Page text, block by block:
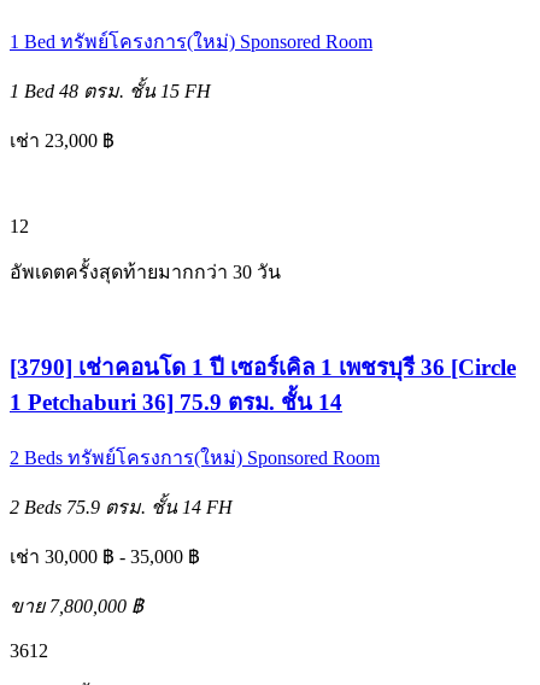
1 Bed ทรัพย์โครงการ(ใหม่) Sponsored Room
1 Bed 48 ตรม. ชั้น 15 FH
เช่า 23,000 ฿
12
อัพเดตครั้งสุดท้ายมากกว่า 30 วัน
[3790] เช่าคอนโด 1 ปี เซอร์เคิล 1 เพชรบุรี 36 [Circle
1 Petchaburi 36] 75.9 ตรม. ชั้น 14
2 Beds ทรัพย์โครงการ(ใหม่) Sponsored Room
2 Beds 75.9 ตรม. ชั้น 14 FH
เช่า 30,000 ฿ - 35,000 ฿
ขาย 7,800,000 ฿
3612